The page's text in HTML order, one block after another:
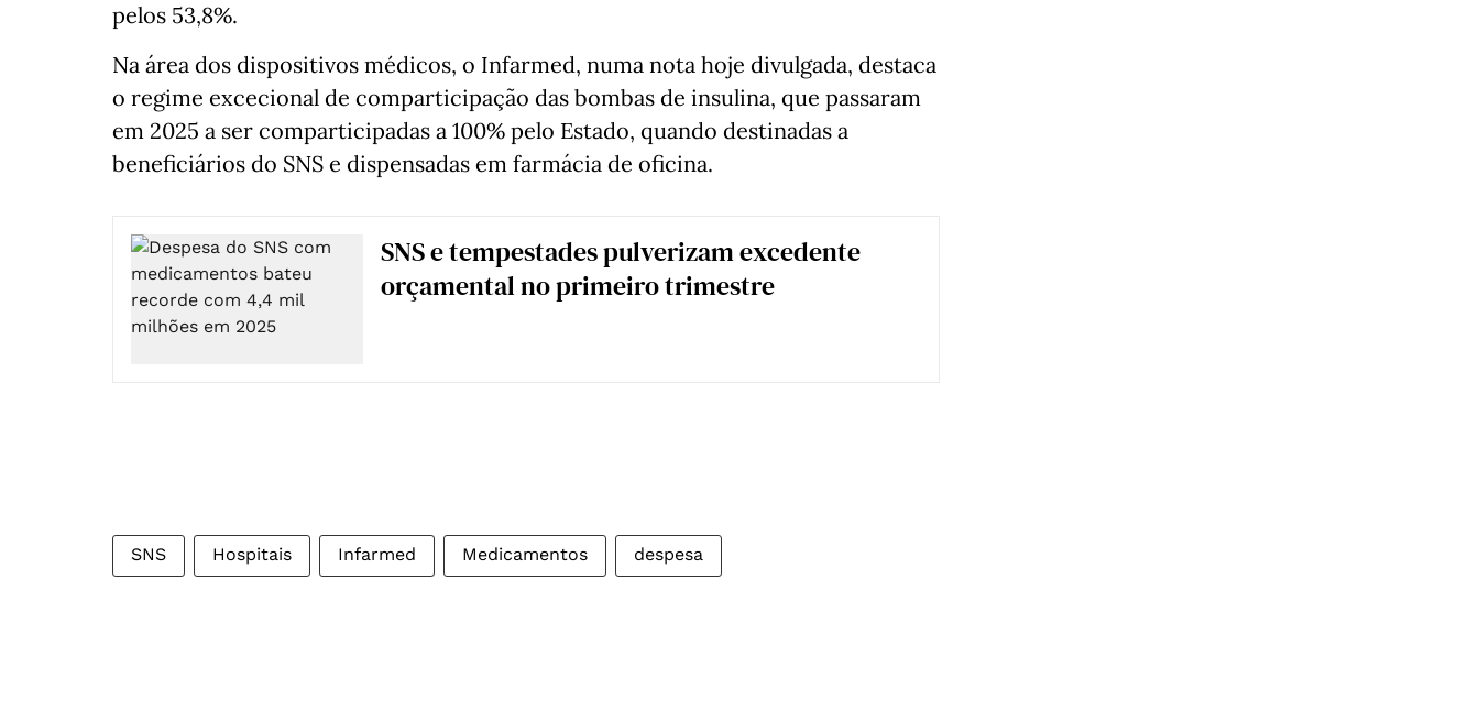
pelos 53,8%.
Na área dos dispositivos médicos, o Infarmed, numa nota hoje divulgada, destaca
o regime excecional de comparticipação das bombas de insulina, que passaram
em 2025 a ser comparticipadas a 100% pelo Estado, quando destinadas a
beneficiários do SNS e dispensadas em farmácia de oficina.
SNS e tempestades pulverizam excedente
orçamental no primeiro trimestre
SNS Hospitais Infarmed Medicamentos despesa